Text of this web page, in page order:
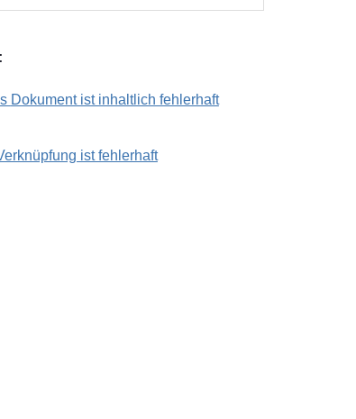
➔Dieses Dokument ist inhaltlich fehlerhaft
Verknüpfung ist fehlerhaft